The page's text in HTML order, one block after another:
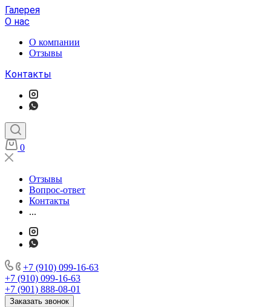
Галерея
О нас
О компании
Отзывы
Контакты
0
Отзывы
Вопрос-ответ
Контакты
...
+7 (910) 099-16-63
+7 (910) 099-16-63
+7 (901) 888-08-01
Заказать звонок